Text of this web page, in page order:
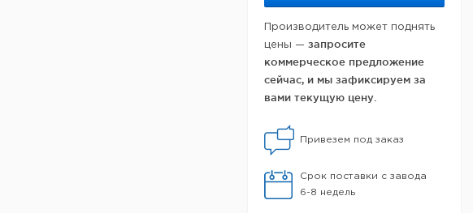
Производитель может поднять
цены — запросите
коммерческое предложение
сейчас, и мы зафиксируем за
вами текущую цену.
Привезем под заказ
Срок поставки с завода
6-8 недель